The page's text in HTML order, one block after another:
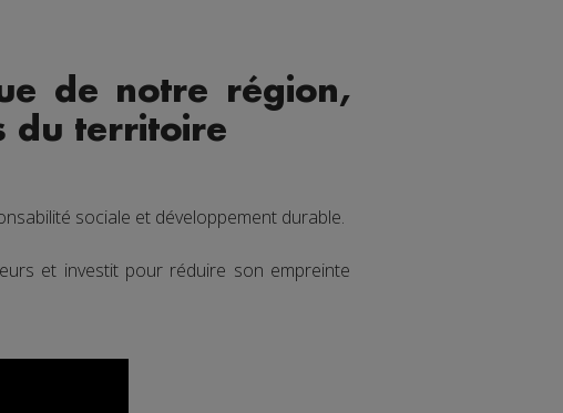
de notre région,
du territoire
sociale et développement durable.
et investit pour réduire son empreinte